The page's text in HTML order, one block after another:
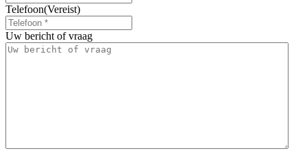
Telefoon(Vereist)
Uw bericht of vraag